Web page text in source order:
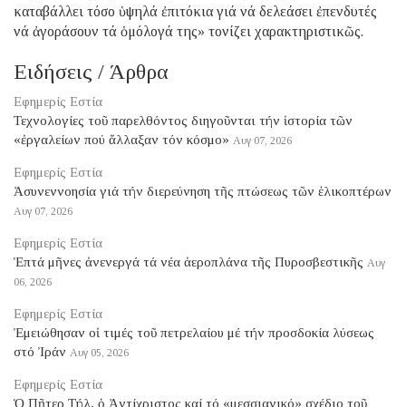
καταβάλλει τόσο ὑψηλά ἐπιτόκια γιά νά δελεάσει ἐπενδυτές
νά ἀγοράσουν τά ὁμόλογά της» τονίζει χαρακτηριστικῶς.
Ειδήσεις / Άρθρα
Εφημερίς Εστία
Τεχνολογίες τοῦ παρελθόντος διηγοῦνται τήν ἱστορία τῶν
«ἐργαλείων πού ἄλλαξαν τόν κόσμο» Αυγ 07, 2026
Εφημερίς Εστία
Ἀσυνεννοησία γιά τήν διερεύνηση τῆς πτώσεως τῶν ἑλικοπτέρων
Αυγ 07, 2026
Εφημερίς Εστία
Ἑπτά μῆνες ἀνενεργά τά νέα ἀεροπλάνα τῆς Πυροσβεστικῆς Αυγ
06, 2026
Εφημερίς Εστία
Ἐμειώθησαν οἱ τιμές τοῦ πετρελαίου μέ τήν προσδοκία λύσεως
στό Ἰράν Αυγ 05, 2026
Εφημερίς Εστία
Ὁ Πῆτερ Τήλ, ὁ Ἀντίχριστος καί τό «μεσσιανικό» σχέδιο τοῦ